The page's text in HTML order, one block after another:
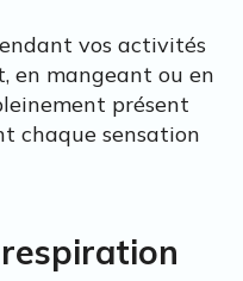
vos activités
en mangeant ou en
présent
chaque sensation